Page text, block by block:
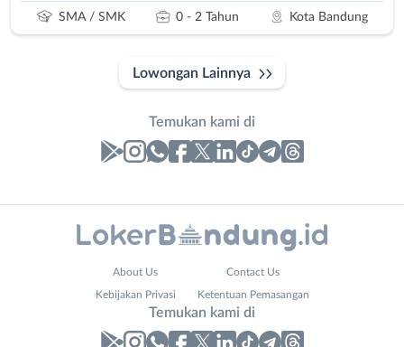
SMA / SMK 0 - 2 Tahun Kota Bandung
Lowongan Lainnya
Temukan kami di
Lowongan
About Us Contact Us
Kebijakan Privasi Ketentuan Pemasangan
Temukan kami di